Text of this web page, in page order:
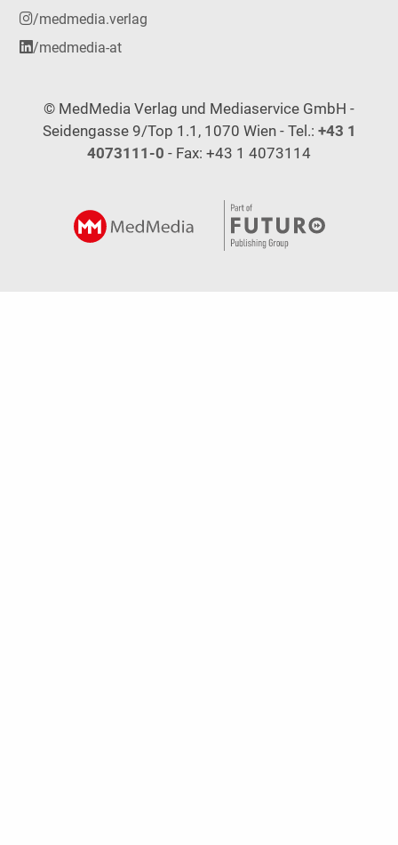
/medmedia.verlag
/medmedia-at
© MedMedia Verlag und Mediaservice GmbH -
Seidengasse 9/Top 1.1, 1070 Wien - Tel.: +43 1
4073111-0 - Fax: +43 1 4073114